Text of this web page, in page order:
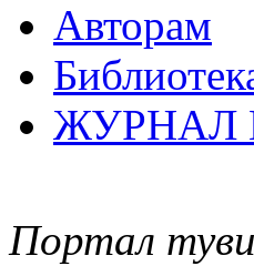
Авторам
ЖУРНАЛ
Портал